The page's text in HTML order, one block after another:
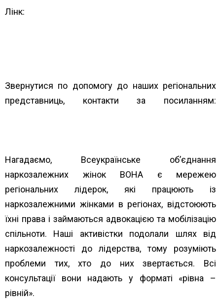
Лінк:
Звернутися по допомогу до наших регіональних
представниць, контакти за посиланням:
Нагадаємо, Всеукраїнське об’єднання
наркозалежних жінок ВОНА є мережею
регіональних лідерок, які працюють із
наркозалежними жінками в регіонах, відстоюють
їхні права і займаються адвокацією та мобілізацію
спільноти. Наші активістки подолали шлях від
наркозалежності до лідерства, тому розуміють
проблеми тих, хто до них звертається. Всі
консультації вони надають у форматі «рівна –
рівній».